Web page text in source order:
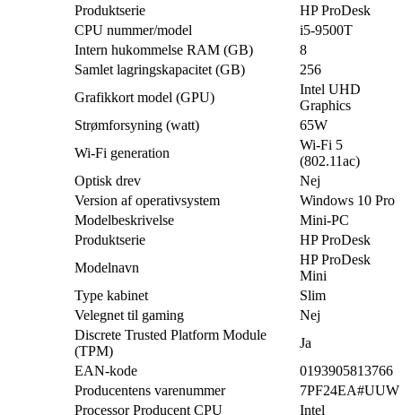
Produktserie
HP ProDesk
CPU nummer/model
i5-9500T
Intern hukommelse RAM (GB)
8
Samlet lagringskapacitet (GB)
256
Grafikkort model (GPU)
Intel UHD
Graphics
Strømforsyning (watt)
65W
Wi-Fi generation
Wi-Fi 5
(802.11ac)
Optisk drev
Nej
Version af operativsystem
Windows 10 Pro
Modelbeskrivelse
Mini-PC
Produktserie
HP ProDesk
Modelnavn
HP ProDesk
Mini
Type kabinet
Slim
Velegnet til gaming
Nej
Discrete Trusted Platform Module
(TPM)
Ja
EAN-kode
0193905813766
Producentens varenummer
7PF24EA#UUW
Processor Producent CPU
Intel